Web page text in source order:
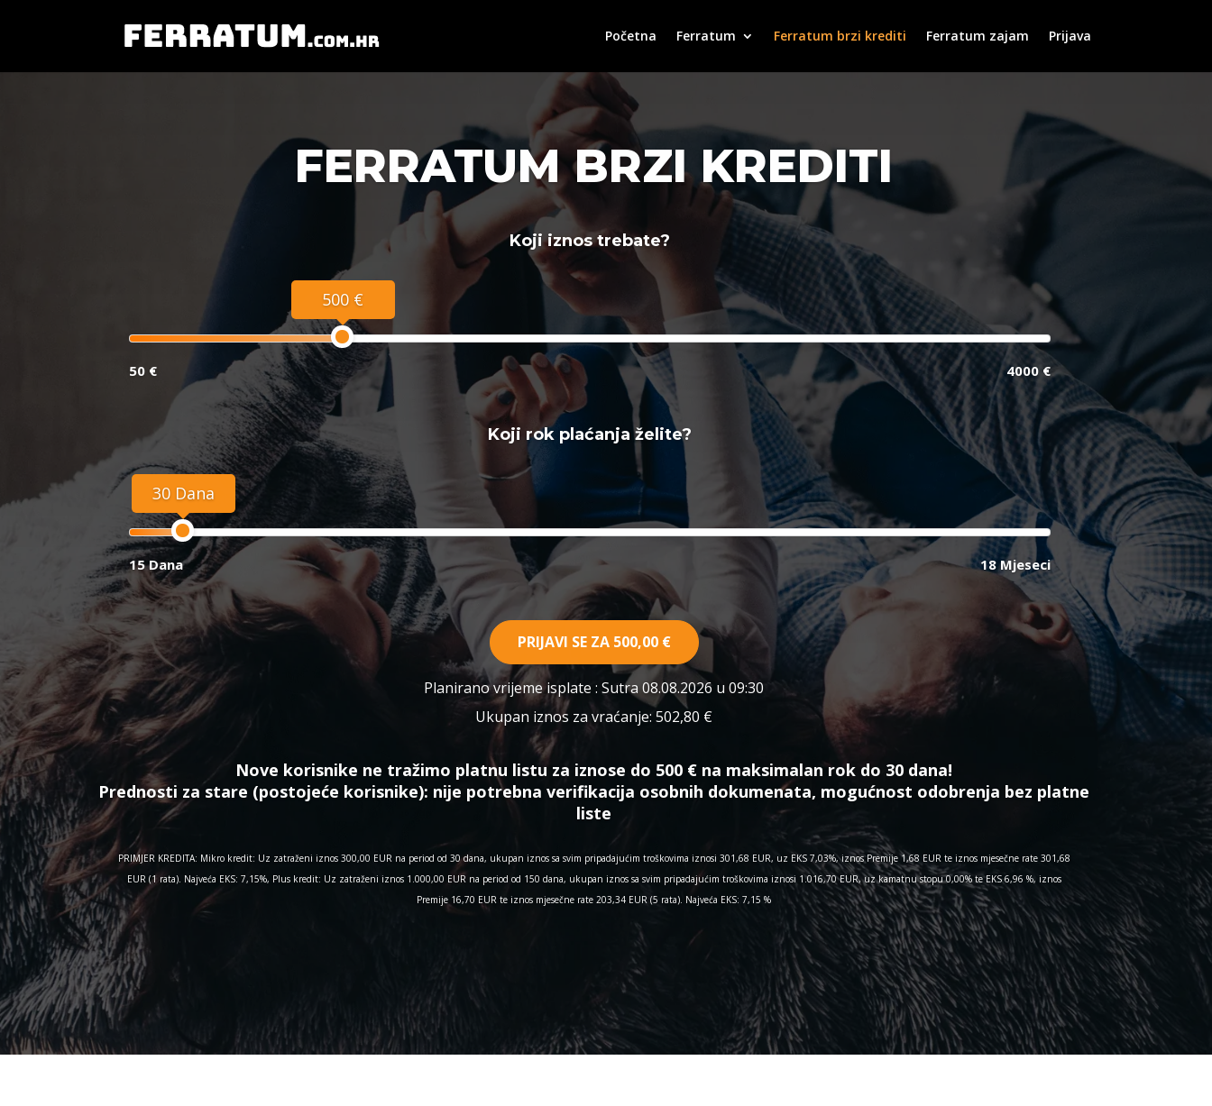
Početna Ferratum Ferratum brzi krediti Ferratum zajam Prijava
FERRATUM BRZI KREDITI
Koji iznos trebate?
500 €
50 € 4000 €
Koji rok plaćanja želite?
30 Dana
15 Dana 18 Mjeseci
PRIJAVI SE ZA 500,00 €
Planirano vrijeme isplate : Sutra 08.08.2026 u 09:30
Ukupan iznos za vraćanje: 502,80 €
Nove korisnike ne tražimo platnu listu za iznose do 500 € na maksimalan rok do 30 dana!
Prednosti za stare (postojeće korisnike): nije potrebna verifikacija osobnih dokumenata, mogućnost odobrenja bez platne
liste
PRIMJER KREDITA: Mikro kredit: Uz zatraženi iznos 300,00 EUR na period od 30 dana, ukupan iznos sa svim pripadajućim troškovima iznosi 301,68 EUR, uz EKS 7,03%, iznos Premije 1,68 EUR te iznos mjesečne rate 301,68
EUR (1 rata). Najveća EKS: 7,15%, Plus kredit: Uz zatraženi iznos 1.000,00 EUR na period od 150 dana, ukupan iznos sa svim pripadajućim troškovima iznosi 1.016,70 EUR, uz kamatnu stopu 0,00% te EKS 6,96 %, iznos
Premije 16,70 EUR te iznos mjesečne rate 203,34 EUR (5 rata). Najveća EKS: 7,15 %